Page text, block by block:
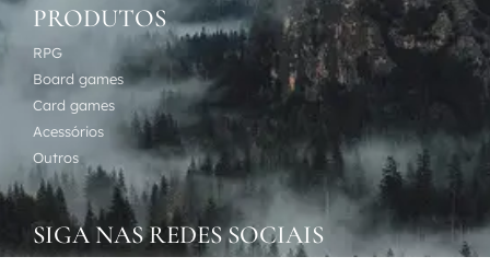
PRODUTOS
RPG
Board games
Card games
Acessórios
Outros
SIGA NAS REDES SOCIAIS